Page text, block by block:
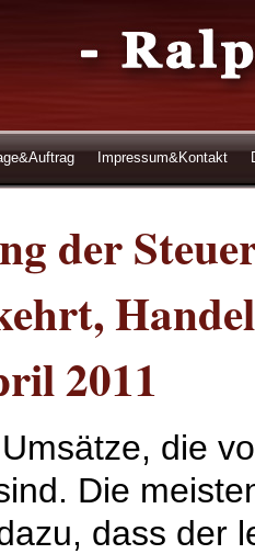
Impressum&Kontakt
der
2011
die
Die
dass der